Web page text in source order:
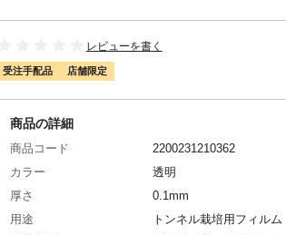
レビューを書く
受注手配品 店舗限定
商品の詳細
商品コード
2200231210362
カラー
透明
厚さ
0.1mm
用途
トンネル栽培用フィルム